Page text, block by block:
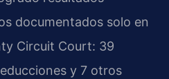
documentados solo en
Circuit Court: 39
y 7 otros